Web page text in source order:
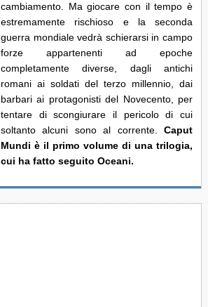
cambiamento. Ma giocare con il tempo è
estremamente rischioso e la seconda
guerra mondiale vedrà schierarsi in campo
forze appartenenti ad epoche
completamente diverse, dagli antichi
romani ai soldati del terzo millennio, dai
barbari ai protagonisti del Novecento, per
tentare di scongiurare il pericolo di cui
soltanto alcuni sono al corrente. Caput
Mundi è il primo volume di una trilogia,
cui ha fatto seguito Oceani.